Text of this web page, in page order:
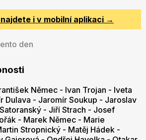
i v mobilní aplikaci →
den
Němec - Ivan Trojan - Iveta
Dulava - Jaromír Soukup - Jaroslav
- Jiří Strach - Josef
- Marek Němec - Marie
Stropnický - Matěj Hádek -